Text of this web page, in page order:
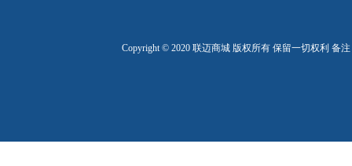
Copyright © 2020 联迈商城 版权所有 保留一切权利 备